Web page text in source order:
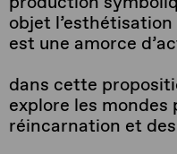
objet
est une amorce
dans cette
explore les mondes
réincarnation et